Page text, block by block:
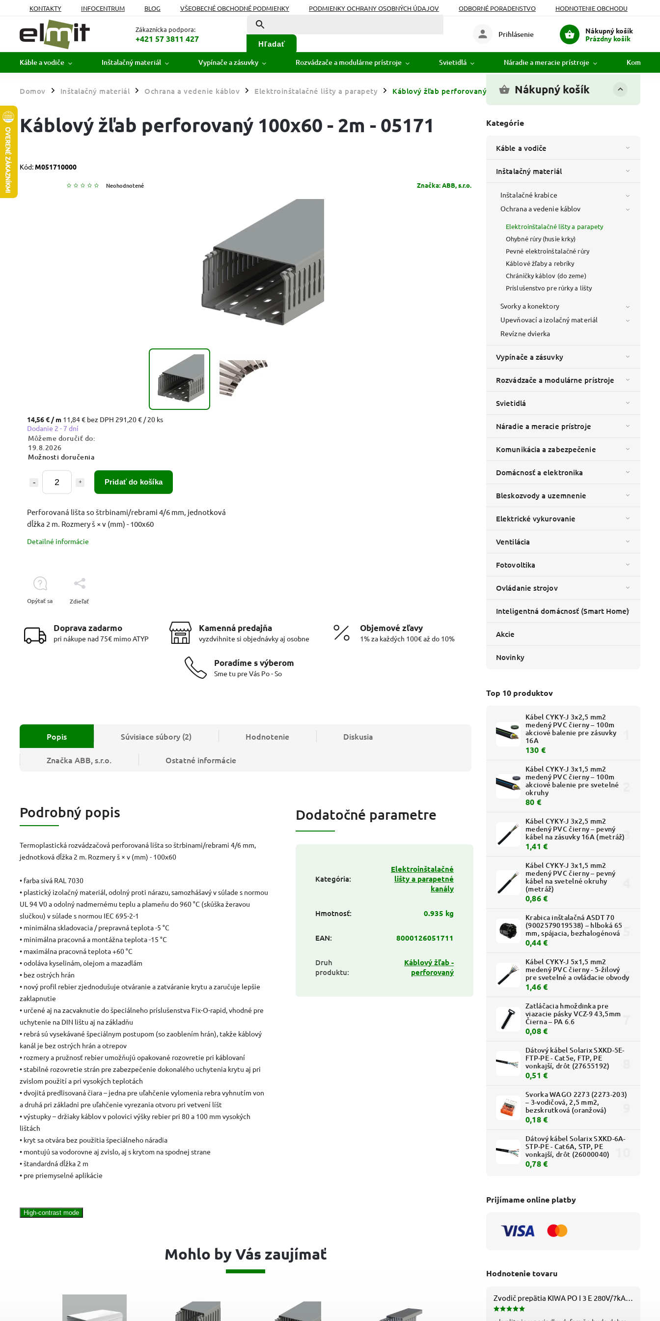
KONTAKTY INFOCENTRUM BLOG VŠEOBECNÉ OBCHODNÉ PODMIENKY PODMIENKY OCHRANY OSOBNÝCH ÚDAJOV ODBORNÉ PORADENSTVO
HODNOTENIE OBCHODU
MOJA OBJEDNÁVKA
Zákaznícka podpora:
+421 57 3811 427
Hľadať
Nákupný košík
Prázdny košík
Prihlásenie
Káble a vodiče Inštalačný materiál Vypínače a zásuvky Rozvádzače a modulárne prístroje Svietidlá Náradie a meracie prístroje
Domov / Inštalačný materiál / Ochrana a vedenie káblov / Elektroinštalačné lišty a parapety / Káblový žľab perforovaný 100x60 - 2m - 05171
Nákupný košík
Kategórie
Káble a vodiče
Inštalačný materiál
Inštalačné krabice
Ochrana a vedenie káblov
Elektroinštalačné lišty a parapety
Ohybné rúry (husie krky)
Pevné elektroinštalačné rúry
Káblové žľaby a rebríky
Chráničky káblov (do zeme)
Príslušenstvo pre rúrky a lišty
Svorky a konektory
Upevňovací a izolačný materiál
Revízne dvierka
Vypínače a zásuvky
Rozvádzače a modulárne prístroje
Svietidlá
Náradie a meracie prístroje
Komunikácia a zabezpečenie
Domácnosť a elektronika
Bleskozvody a uzemnenie
Elektrické vykurovanie
Ventilácia
Fotovoltika
Ovládanie strojov
Inteligentná domácnosť (Smart Home)
Akcie
Novinky
Top 10 produktov
Kábel CYKY-J 3x2,5 mm2
medený PVC čierny – 100m
akciové balenie pre zásuvky
16A
130 €
Kábel CYKY-J 3x1,5 mm2
medený PVC čierny – 100m
akciové balenie pre svetelné
okruhy
80 €
Kábel CYKY-J 3x2,5 mm2
medený PVC čierny – pevný
kábel na zásuvky 16A (metráž)
1,41 €
Kábel CYKY-J 3x1,5 mm2
medený PVC čierny – pevný
kábel na svetelné okruhy
(metráž)
0,86 €
Krabica inštalačná ASDT 70
(9002579019538) – hlboká 65
mm, spájacia, bezhalogénová
0,44 €
Kábel CYKY-J 5x1,5 mm2
medený PVC čierny - 5-žilový
pre svetelné a ovládacie obvody
1,46 €
Zatláčacia hmoždinka pre
viazacie pásky VCZ-9 43,5mm
Čierna – PA 6.6
0,08 €
Dátový kábel Solarix SXKD-5E-
FTP-PE - Cat5e, FTP, PE
vonkajší, drôt (27655192)
0,51 €
Svorka WAGO 2273 (2273-203)
– 3-vodičová, 2,5 mm2,
bezskrutková (oranžová)
0,18 €
Dátový kábel Solarix SXKD-6A-
STP-PE - Cat6A, STP, PE
vonkajší, drôt (26000040)
0,78 €
Prijímame online platby
Hodnotenie tovaru
Káblový žľab perforovaný 100x60 - 2m - 05171
Kód: M051710000
Neohodnotené Značka:ABB, s.r.o.
14,56 € / m 11,84 € bez DPH 291,20 € / 20 ks
Dodanie 2 - 7 dní
Môžeme doručiť do:
19.8.2026
Možnosti doručenia
Pridať do košíka
Perforovaná lišta so štrbinami/rebrami 4/6 mm, jednotková
dĺžka 2 m. Rozmery š × v (mm) - 100x60
Detailné informácie
Opýtať sa Zdieľať
Doprava zadarmo
pri nákupe nad 75€ mimo ATYP
Kamenná predajňa
vyzdvihnite si objednávky aj osobne
Objemové zľavy
1% za každých 100€ až do 10%
Poradíme s výberom
Sme tu pre Vás Po - So
Popis Súvisiace súbory (2) Hodnotenie Diskusia
Značka ABB, s.r.o. Ostatné informácie
Podrobný popis
Termoplastická rozvádzačová perforovaná lišta so štrbinami/rebrami 4/6 mm,
jednotková dĺžka 2 m. Rozmery š × v (mm) - 100x60
• farba sivá RAL 7030
• plastický izolačný materiál, odolný proti nárazu, samozhášavý v súlade s normou
UL 94 V0 a odolný nadmernému teplu a plameňu do 960 °C (skúška žeravou
slučkou) v súlade s normou IEC 695-2-1
• minimálna skladovacia / prepravná teplota -5 °C
• minimálna pracovná a montážna teplota -15 °C
• maximálna pracovná teplota +60 °C
• odoláva kyselinám, olejom a mazadlám
• bez ostrých hrán
• nový profil rebier zjednodušuje otváranie a zatváranie krytu a zaručuje lepšie
zaklapnutie
• určené aj na zacvaknutie do špeciálneho príslušenstva Fix-O-rapid, vhodné pre
uchytenie na DIN lištu aj na základňu
• rebrá sú vysekávané špeciálnym postupom (so zaoblením hrán), takže káblový
kanál je bez ostrých hrán a otrepov
• rozmery a pružnosť rebier umožňujú opakované rozovretie pri káblovaní
• stabilné rozovretie strán pre zabezpečenie dokonalého uchytenia krytu aj pri
zvislom použití a pri vysokých teplotách
• dvojitá predlisovaná čiara – jedna pre uľahčenie vylomenia rebra vyhnutím von
a druhá pri základni pre uľahčenie vyrezania otvoru pri vetvení líšt
• výstupky – držiaky káblov v polovici výšky rebier pri 80 a 100 mm vysokých
lištách
• kryt sa otvára bez použitia špeciálneho náradia
• montujú sa vodorovne aj zvislo, aj s krytom na spodnej strane
• štandardná dĺžka 2 m
• pre priemyselné aplikácie
Dodatočné parametre
Kategória:
Elektroinštalačné
lišty a parapetné
kanály
Hmotnosť: 0.935 kg
EAN: 8000126051711
Druh
produktu:
Káblový žľab -
perforovaný
High-contrast mode
Mohlo by Vás zaujímať